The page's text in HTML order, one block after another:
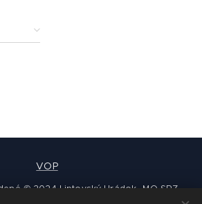
VOP
© 2024 Liptovský Hrádok -MO SRZ-